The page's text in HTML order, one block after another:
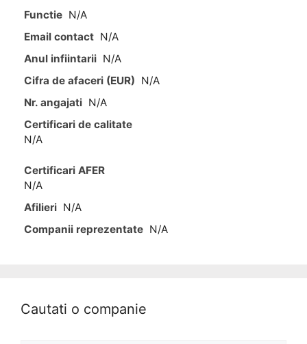
Functie N/A
Email contact N/A
Anul infiintarii N/A
Cifra de afaceri (EUR) N/A
Nr. angajati N/A
Certificari de calitate
N/A
Certificari AFER
N/A
Afilieri N/A
Companii reprezentate N/A
Cautati o companie